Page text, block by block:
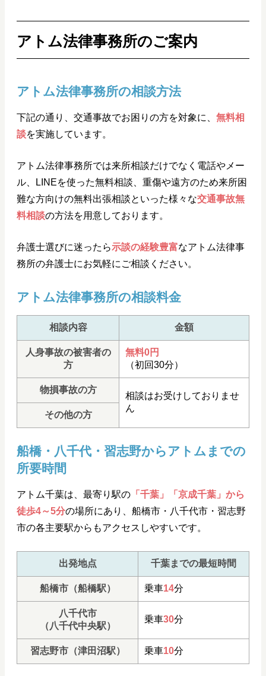
アトム法律事務所のご案内
アトム法律事務所の相談方法
下記の通り、交通事故でお困りの方を対象に、 無料相
談を実施しています。
アトム法律事務所では来所相談だけでなく電話やメー
ル、LINEを使った無料相談、重傷や遠方のため来所困
難な方向けの無料出張相談といった様々な交通事故無
料相談の方法を用意しております。
弁護士選びに迷ったら示談の経験豊富なアトム法律事
務所の弁護士にお気軽にご相談ください。
アトム法律事務所の相談料金
相談内容 金額
人身事故の被害者の
方
無料0円
（初回30分）
物損事故の方
相談はお受けしておりませ
ん
その他の方
船橋・八千代・習志野からアトムまでの
所要時間
アトム千葉は、最寄り駅の 「千葉」「京成千葉」から
徒歩4～5分の場所にあり、船橋市・八千代市・習志野
市の各主要駅からもアクセスしやすいです。
出発地点 千葉までの最短時間
船橋市（船橋駅） 乗車14分
八千代市
（八千代中央駅）
乗車30分
習志野市（津田沼駅） 乗車10分